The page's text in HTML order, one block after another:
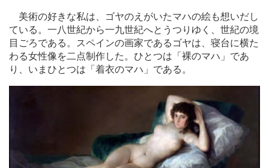
美術の好きな私は、ゴヤのえがいたマハの絵も想いだし
ている。一八世紀から一九世紀へとうつりゆく、世紀の境
目ごろである。スペインの画家であるゴヤは、寝台に横た
わる女性像を二点制作した。ひとつは「裸のマハ」であ
り、いまひとつは「着衣のマハ」である。